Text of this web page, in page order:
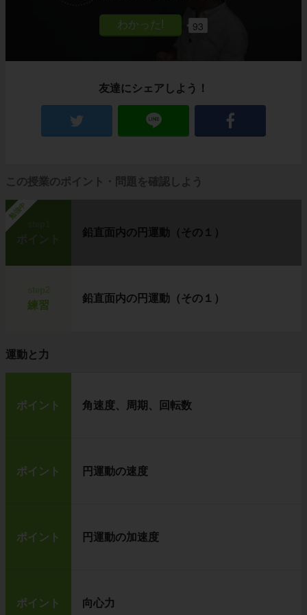
93
友達にシェアしよう！
この授業のポイント・問題を確認しよう
勉強中
ポイント
鉛直面内の円運動（その１）
練習
鉛直面内の円運動（その１）
運動と力
ポイント 角速度、周期、回転数
ポイント 円運動の速度
ポイント 円運動の加速度
ポイント 向心力